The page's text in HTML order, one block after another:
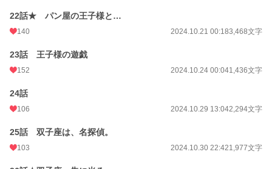
22話★ パン屋の王子様と…
140 2024.10.21 00:183,468文字
23話 王子様の遊戯
152 2024.10.24 00:041,436文字
24話
106 2024.10.29 13:042,294文字
25話 双子座は、名探偵。
103 2024.10.30 22:421,977文字